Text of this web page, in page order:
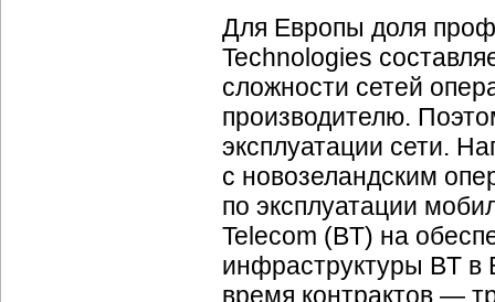
Для Европы доля
Technologies
сложности сетей
производителю.
эксплуатации сети.
с новозеландским
по эксплуатации
Telecom (BT) на
инфраструктуры BT в
время контрактов —